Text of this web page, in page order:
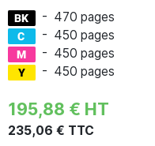
- 470 pages
- 450 pages
- 450 pages
- 450 pages
195,88 € HT
235,06 € TTC